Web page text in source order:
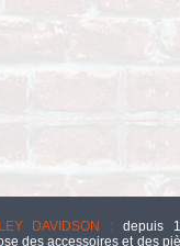
DAVIDSON : depuis
des accessoires et des